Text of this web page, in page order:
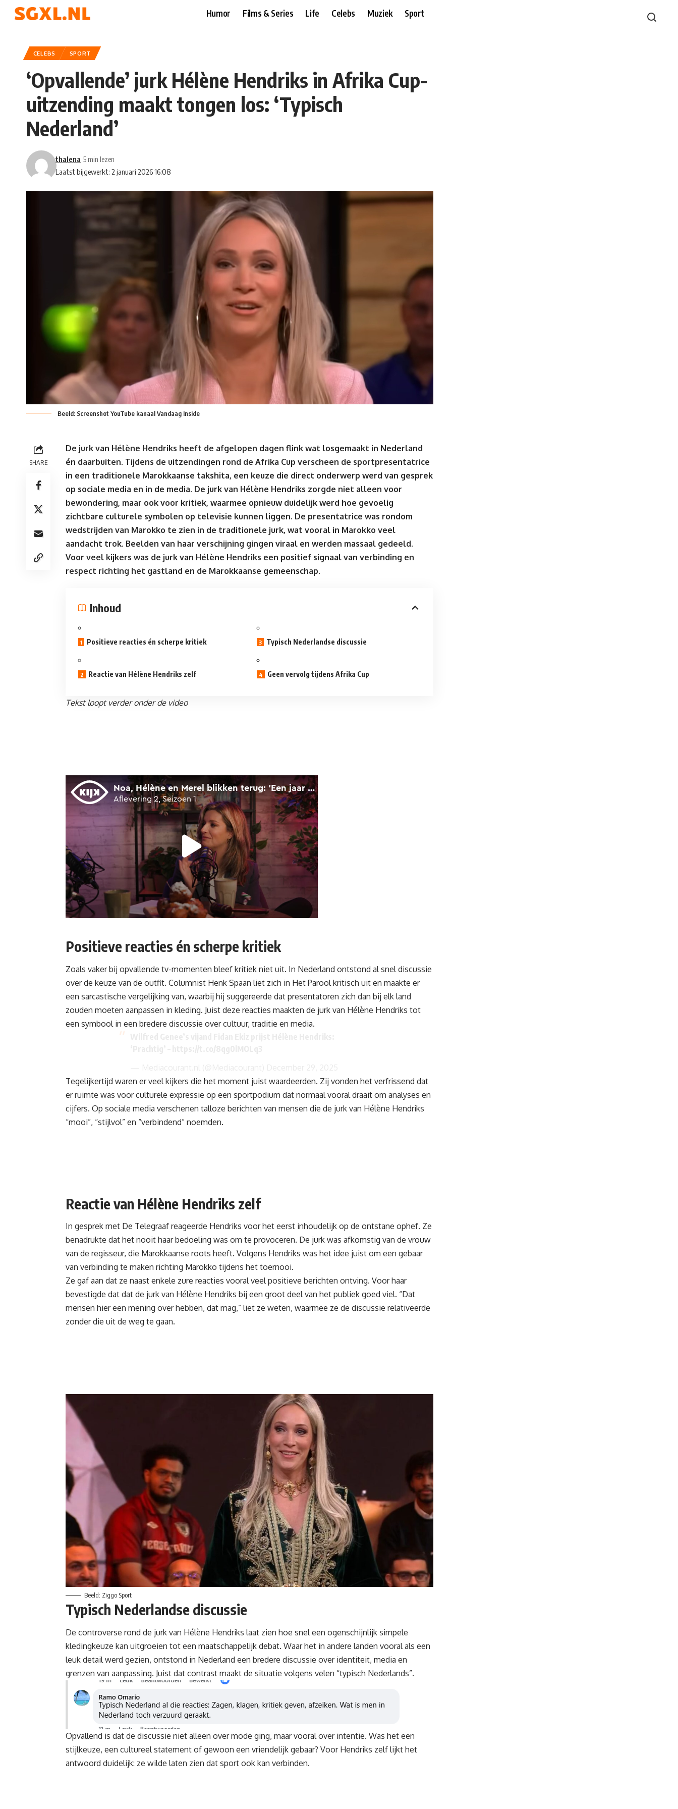
Humor Films & Series Life Celebs Muziek Sport
CELEBS SPORT
‘Opvallende’ jurk Hélène Hendriks in Afrika Cup-
uitzending maakt tongen los: ‘Typisch
Nederland’
Laatst bijgewerkt: 2 januari 2026 16:08
thalena 5 min lezen
Beeld: Screenshot YouTube kanaal Vandaag Inside
SHARE
De jurk van Hélène Hendriks heeft de afgelopen dagen flink wat losgemaakt in Nederland
én daarbuiten. Tijdens de uitzendingen rond de Afrika Cup verscheen de sportpresentatrice
in een traditionele Marokkaanse takshita, een keuze die direct onderwerp werd van gesprek
op sociale media en in de media. De jurk van Hélène Hendriks zorgde niet alleen voor
bewondering, maar ook voor kritiek, waarmee opnieuw duidelijk werd hoe gevoelig
zichtbare culturele symbolen op televisie kunnen liggen. De presentatrice was rondom
wedstrijden van Marokko te zien in de traditionele jurk, wat vooral in Marokko veel
aandacht trok. Beelden van haar verschijning gingen viraal en werden massaal gedeeld.
Voor veel kijkers was de jurk van Hélène Hendriks een positief signaal van verbinding en
respect richting het gastland en de Marokkaanse gemeenschap.
Inhoud
Positieve reacties én scherpe kritiek
Reactie van Hélène Hendriks zelf
Typisch Nederlandse discussie
Geen vervolg tijdens Afrika Cup
Tekst loopt verder onder de video
Positieve reacties én scherpe kritiek
Zoals vaker bij opvallende tv-momenten bleef kritiek niet uit. In Nederland ontstond al snel discussie
over de keuze van de outfit. Columnist Henk Spaan liet zich in Het Parool kritisch uit en maakte er
een sarcastische vergelijking van, waarbij hij suggereerde dat presentatoren zich dan bij elk land
zouden moeten aanpassen in kleding. Juist deze reacties maakten de jurk van Hélène Hendriks tot
een symbool in een bredere discussie over cultuur, traditie en media.
Tegelijkertijd waren er veel kijkers die het moment juist waardeerden. Zij vonden het verfrissend dat
er ruimte was voor culturele expressie op een sportpodium dat normaal vooral draait om analyses en
cijfers. Op sociale media verschenen talloze berichten van mensen die de jurk van Hélène Hendriks
“mooi”, “stijlvol” en “verbindend” noemden.
Reactie van Hélène Hendriks zelf
In gesprek met De Telegraaf reageerde Hendriks voor het eerst inhoudelijk op de ontstane ophef. Ze
benadrukte dat het nooit haar bedoeling was om te provoceren. De jurk was afkomstig van de vrouw
van de regisseur, die Marokkaanse roots heeft. Volgens Hendriks was het idee juist om een gebaar
van verbinding te maken richting Marokko tijdens het toernooi.
Ze gaf aan dat ze naast enkele zure reacties vooral veel positieve berichten ontving. Voor haar
bevestigde dat dat de jurk van Hélène Hendriks bij een groot deel van het publiek goed viel. “Dat
mensen hier een mening over hebben, dat mag,” liet ze weten, waarmee ze de discussie relativeerde
zonder die uit de weg te gaan.
Beeld: Ziggo Sport
Typisch Nederlandse discussie
De controverse rond de jurk van Hélène Hendriks laat zien hoe snel een ogenschijnlijk simpele
kledingkeuze kan uitgroeien tot een maatschappelijk debat. Waar het in andere landen vooral als een
leuk detail werd gezien, ontstond in Nederland een bredere discussie over identiteit, media en
grenzen van aanpassing. Juist dat contrast maakt de situatie volgens velen “typisch Nederlands”.
Opvallend is dat de discussie niet alleen over mode ging, maar vooral over intentie. Was het een
stijlkeuze, een cultureel statement of gewoon een vriendelijk gebaar? Voor Hendriks zelf lijkt het
antwoord duidelijk: ze wilde laten zien dat sport ook kan verbinden.